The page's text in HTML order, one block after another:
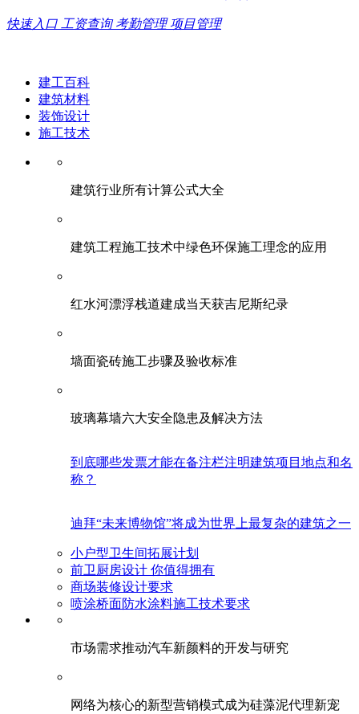
快速入口 工资查询 考勤管理 项目管理
建工百科
建筑材料
装饰设计
施工技术
建筑行业所有计算公式大全
建筑工程施工技术中绿色环保施工理念的应用
红水河漂浮栈道建成当天获吉尼斯纪录
墙面瓷砖施工步骤及验收标准
玻璃幕墙六大安全隐患及解决方法
到底哪些发票才能在备注栏注明建筑项目地点和名
称？
迪拜“未来博物馆”将成为世界上最复杂的建筑之一
小户型卫生间拓展计划
前卫厨房设计 你值得拥有
商场装修设计要求
喷涂桥面防水涂料施工技术要求
市场需求推动汽车新颜料的开发与研究
网络为核心的新型营销模式成为硅藻泥代理新宠